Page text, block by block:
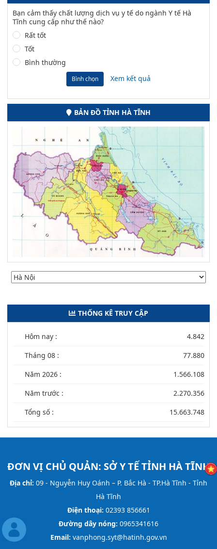
Bạn cảm thấy chất lượng dịch vụ y tế do ngành Y tế Hà
Tĩnh cung cấp như thế nào?
Rất tốt
Tốt
Bình thường
Bình chọn Xem kết quả
BẢN ĐỒ TỈNH HÀ TĨNH
THỐNG KÊ TRUY CẬP
Hôm nay : 4.842
Tháng 08 : 77.880
Năm 2026 : 1.566.108
Năm trước : 2.270.356
Tổng số : 15.663.748
ĐƠN VỊ CHỦ QUẢN: SỞ Y TẾ TỈNH HÀ TĨNH
Địa chỉ: 09 - Nguyễn Huy Oánh – P. Bắc Hà - TP.Hà Tĩnh - Tỉnh
Hà Tĩnh
Điện thoại: 02393 856661
Đường dây nóng: 0965341616
Email: vanphong.syt@hatinh.gov.vn